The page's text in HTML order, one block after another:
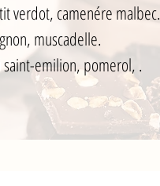
verdot, camenére malbec.
muscadelle.
saint-emilion, pomerol, .